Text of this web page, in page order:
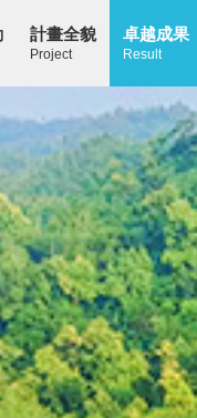
計畫全貌
Project
卓越成果
Result